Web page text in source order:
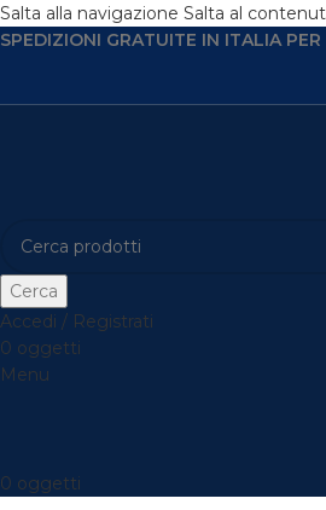
Salta alla navigazione Salta al
SPEDIZIONI GRATUITE IN ITALIA
Cerca
Accedi / Registrati
0 oggetti
Menu
0 oggetti